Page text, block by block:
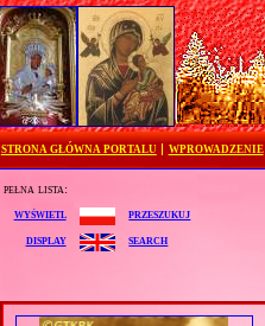
STRONA GŁÓWNA PORTALU WPROWADZENIE
pełna lista:
wyświetl
przeszukuj
display
search